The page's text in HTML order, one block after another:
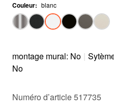
Couleur: blanc
montage mural: No |
No
Numéro d’article 517735